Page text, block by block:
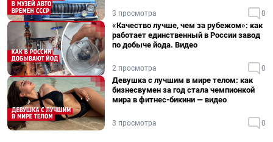
3 просмотра 0
«Качество лучше, чем за рубежом»: как
работает единственный в России завод
по добыче йода. Видео
2 просмотра 0
Девушка с лучшим в мире телом: как
бизнесвумен за год стала чемпионкой
мира в фитнес-бикини — видео
3 просмотра 0